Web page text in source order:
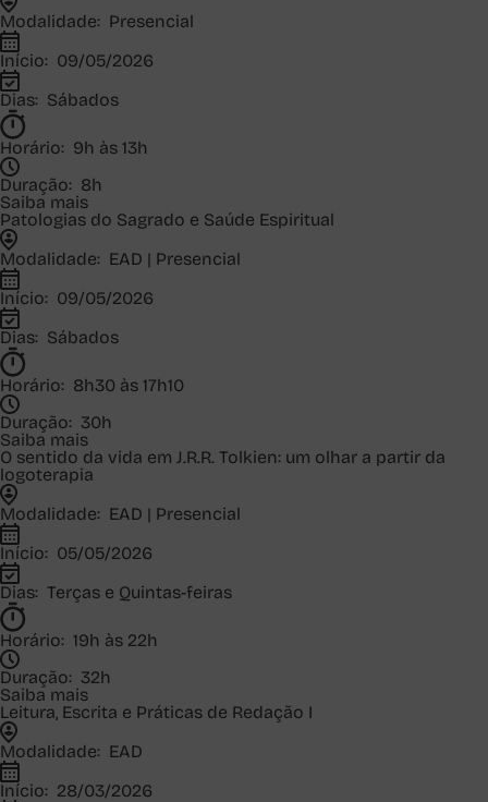
Modalidade: Presencial
Início: 09/05/2026
Dias: Sábados
Horário: 9h às 13h
Duração: 8h
Saiba mais
Patologias do Sagrado e Saúde Espiritual
Modalidade: EAD | Presencial
Início: 09/05/2026
Dias: Sábados
Horário: 8h30 às 17h10
Duração: 30h
Saiba mais
O sentido da vida em J.R.R. Tolkien: um olhar a partir da
logoterapia
Modalidade: EAD | Presencial
Início: 05/05/2026
Dias: Terças e Quintas-feiras
Horário: 19h às 22h
Duração: 32h
Saiba mais
Leitura, Escrita e Práticas de Redação I
Modalidade: EAD
Início: 28/03/2026